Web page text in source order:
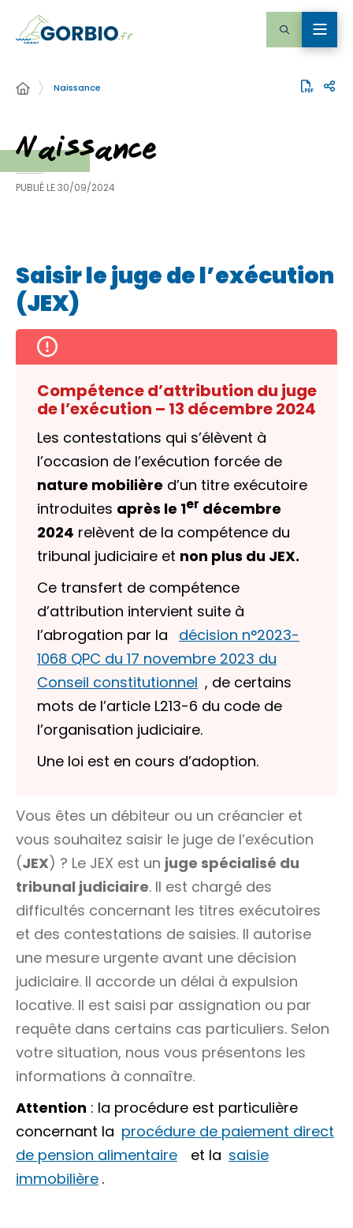
Naissance
Naissance
PUBLIÉ LE30/09/2024
Saisir le juge de l’exécution
(JEX)
Compétence d’attribution du juge
de l’exécution – 13 décembre 2024
Les contestations qui s’élèvent à
l’occasion de l’exécution forcée de
nature mobilière d’un titre exécutoire
introduites après le 1er décembre
2024 relèvent de la compétence du
tribunal judiciaire et non plus du JEX.
Ce transfert de compétence
d’attribution intervient suite à
l’abrogation par la
décision n°2023-
1068 QPC du 17 novembre 2023 du
Conseil constitutionnel , de certains
mots de l’article L213-6 du code de
l’organisation judiciaire.
Une loi est en cours d’adoption.
Vous êtes un débiteur ou un créancier et
vous souhaitez saisir le juge de l’exécution
(JEX) ? Le JEX est un juge spécialisé du
tribunal judiciaire. Il est chargé des
difficultés concernant les titres exécutoires
et des contestations de saisies. Il autorise
une mesure urgente avant une décision
judiciaire. Il accorde un délai à expulsion
locative. Il est saisi par assignation ou par
requête dans certains cas particuliers. Selon
votre situation, nous vous présentons les
informations à connaître.
Attention : la procédure est particulière
concernant la procédure de paiement direct
de pension alimentaire
et la saisie
immobilière .